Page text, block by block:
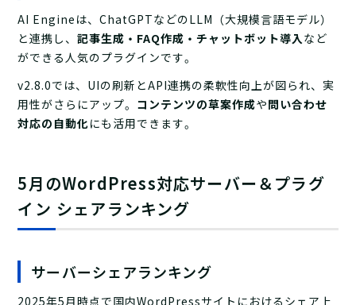
AI Engineは、ChatGPTなどのLLM（大規模言語モデル）
と連携し、記事生成・FAQ作成・チャットボット導入 など
ができる人気のプラグインです。
v2.8.0では、UIの刷新とAPI連携の柔軟性向上が図られ、実
用性がさらにアップ。 コンテンツの草案作成や問い合わせ
対応の自動化にも活用できます。
5月のWordPress対応サーバー＆プラグ
イン シェアランキング
サーバーシェアランキング
2025年5月時点で国内WordPressサイトにおけるシェア上